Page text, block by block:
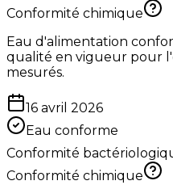
Conformité chimique
Eau d'alimentation
qualité en vigueur pour
mesurés.
16 avril 2026
Eau conforme
Conformité
Conformité chimique